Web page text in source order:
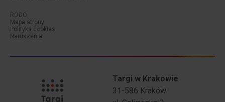
Menu dodatkowe (stopka #1)
Menu dodatkowe (stopka #2)
RODO
Mapa strony
Polityka cookies
Naruszenia
Targi w Krakowie
31-586 Kraków